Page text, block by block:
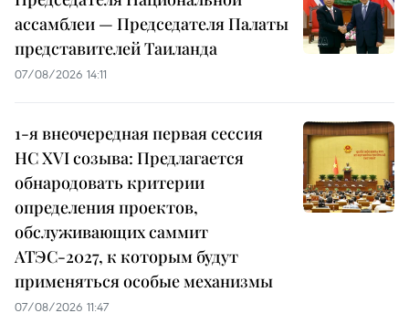
ассамблеи — Председателя Палаты
представителей Таиланда
07/08/2026 14:11
1-я внеочередная первая сессия
НС XVI созыва: Предлагается
обнародовать критерии
определения проектов,
обслуживающих саммит
АТЭС-2027, к которым будут
применяться особые механизмы
07/08/2026 11:47